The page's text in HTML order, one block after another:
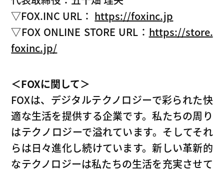
▽FOX.INC URL： https://foxinc.jp
▽FOX ONLINE STORE URL： https://store.
foxinc.jp/
＜FOXに関して＞
FOXは、デジタルテクノロジーで彩られた快
適な生活を提供する企業です。私たちの周り
はテクノロジーで溢れています。そしてそれ
らは日々進化し続けています。新しい革新的
なテクノロジーは私たちの生活を充実させて